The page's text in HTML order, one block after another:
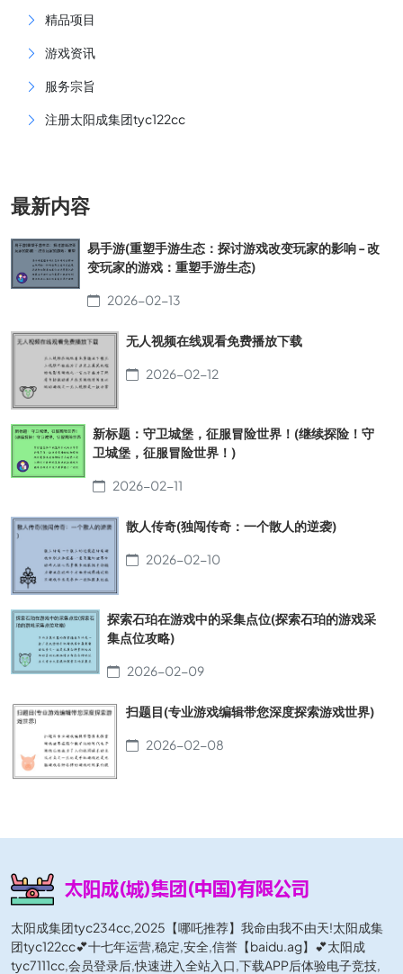
精品项目
游戏资讯
服务宗旨
注册太阳成集团tyc122cc
最新内容
易手游(重塑手游生态：探讨游戏改变玩家的影响 - 改
变玩家的游戏：重塑手游生态)
2026-02-13
无人视频在线观看免费播放下载
2026-02-12
新标题：守卫城堡，征服冒险世界！(继续探险！守
卫城堡，征服冒险世界！)
2026-02-11
散人传奇(独闯传奇：一个散人的逆袭)
2026-02-10
探索石珀在游戏中的采集点位(探索石珀的游戏采
集点位攻略)
2026-02-09
扫题目(专业游戏编辑带您深度探索游戏世界)
2026-02-08
太阳成集团tyc234cc,2025【哪吒推荐】我命由我不由天!太阳成集
团tyc122cc💕十七年运营,稳定,安全,信誉【baidu.ag】💕太阳成
tyc7111cc,会员登录后,快速进入全站入口,下载APP后体验电子竞技,